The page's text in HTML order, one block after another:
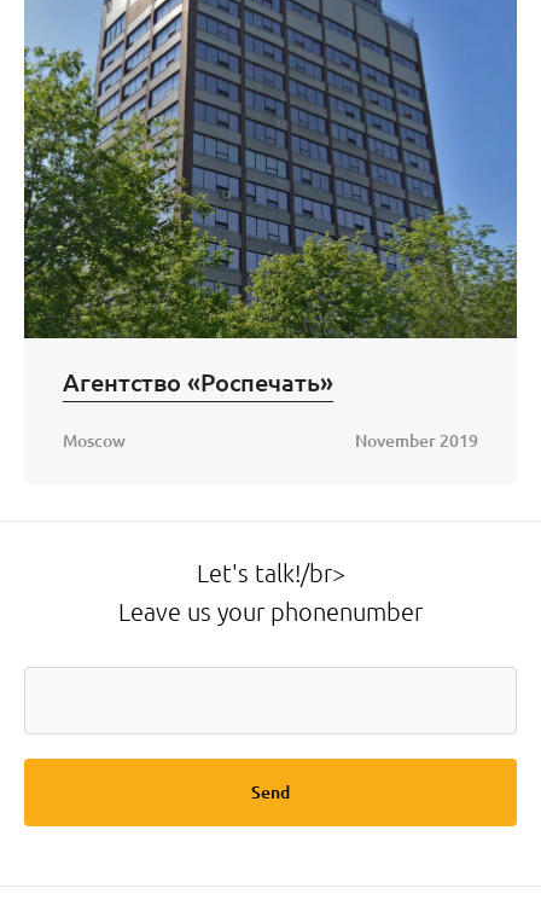
Агентство «Роспечать»
Moscow November 2019
Let's talk!/br>
Leave us your phonenumber
Send